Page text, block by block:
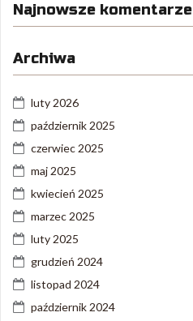
Najnowsze komentarze
Archiwa
luty 2026
październik 2025
czerwiec 2025
maj 2025
kwiecień 2025
marzec 2025
luty 2025
grudzień 2024
listopad 2024
październik 2024